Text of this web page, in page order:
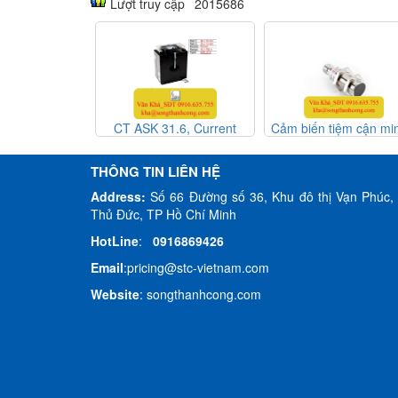
Lượt truy cập 2015686
Cảm biến tiệm cận mini Ø
FCU1-1805N-ARS4 -
inductive sensor, HTM
Sensor Việt Nam
Cảm biến tiệm cận
Sensor Việt Nam
THÔNG TIN LIÊN HỆ
Address:Số 66 Đường số 36, Khu đô thị Vạn Phúc,
Thủ Đức, TP Hồ Chí Minh
HotLine: 0916869426
Email:pricing@stc-vietnam.com
Website: songthanhcong.com